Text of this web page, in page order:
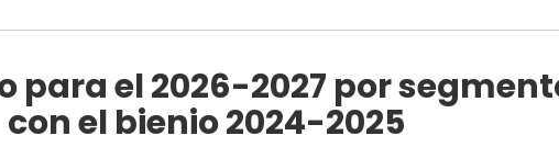
para el 2026-2027 por
con el bienio 2024-2025